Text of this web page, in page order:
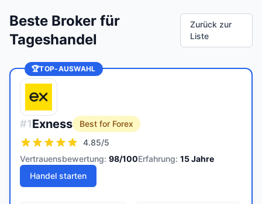
Beste Broker für
Tageshandel
Zurück zur
Liste
🏆TOP-AUSWAHL
#1Exness
Best for Forex
4.85/5
Vertrauensbewertung: 98/100Erfahrung: 15Jahre
Handel starten